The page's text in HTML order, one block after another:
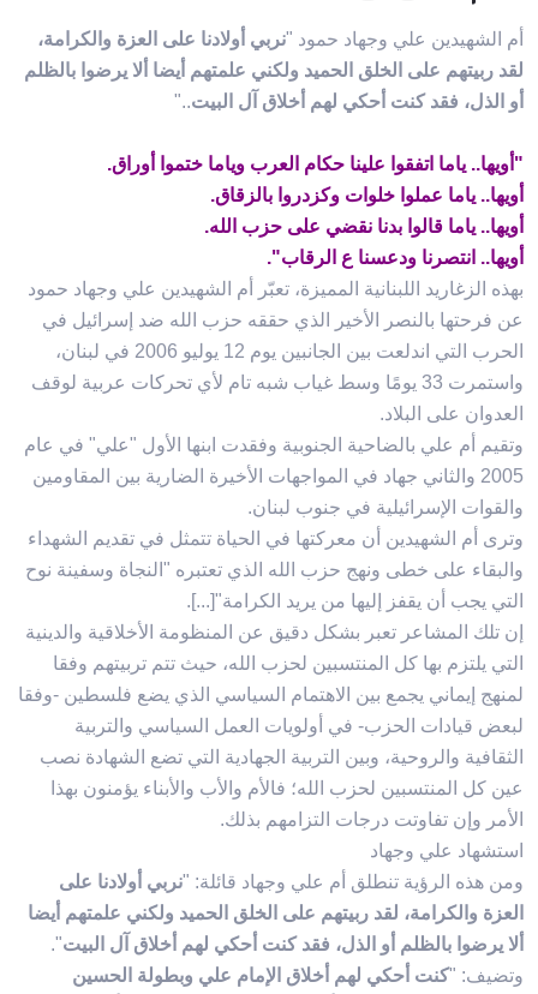
أم الشهيدين علي وجهاد حمود "نربي أولادنا على العزة والكرامة،
لقد ربيتهم على الخلق الحميد ولكني علمتهم أيضا ألا يرضوا بالظلم
أو الذل، فقد كنت أحكي لهم أخلاق آل البيت.."
"أويها.. ياما اتفقوا علينا حكام العرب وياما ختموا أوراق.
أويها.. ياما عملوا خلوات وكزدروا بالزقاق.
أويها.. ياما قالوا بدنا نقضي على حزب الله.
أويها.. انتصرنا ودعسنا ع الرقاب".
بهذه الزغاريد اللبنانية المميزة، تعبّر أم الشهيدين علي وجهاد حمود
عن فرحتها بالنصر الأخير الذي حققه حزب الله ضد إسرائيل في
الحرب التي اندلعت بين الجانبين يوم 12 يوليو 2006 في لبنان،
واستمرت 33 يومًا وسط غياب شبه تام لأي تحركات عربية لوقف
العدوان على البلاد.
وتقيم أم علي بالضاحية الجنوبية وفقدت ابنها الأول "علي" في عام
2005 والثاني جهاد في المواجهات الأخيرة الضارية بين المقاومين
والقوات الإسرائيلية في جنوب لبنان.
وترى أم الشهيدين أن معركتها في الحياة تتمثل في تقديم الشهداء
والبقاء على خطى ونهج حزب الله الذي تعتبره "النجاة وسفينة نوح
التي يجب أن يقفز إليها من يريد الكرامة"[...].
إن تلك المشاعر تعبر بشكل دقيق عن المنظومة الأخلاقية والدينية
التي يلتزم بها كل المنتسبين لحزب الله، حيث تتم تربيتهم وفقا
لمنهج إيماني يجمع بين الاهتمام السياسي الذي يضع فلسطين -وفقا
لبعض قيادات الحزب- في أولويات العمل السياسي والتربية
الثقافية والروحية، وبين التربية الجهادية التي تضع الشهادة نصب
عين كل المنتسبين لحزب الله؛ فالأم والأب والأبناء يؤمنون بهذا
الأمر وإن تفاوتت درجات التزامهم بذلك.
استشهاد علي وجهاد
ومن هذه الرؤية تنطلق أم علي وجهاد قائلة: "نربي أولادنا على
العزة والكرامة، لقد ربيتهم على الخلق الحميد ولكني علمتهم أيضا
ألا يرضوا بالظلم أو الذل، فقد كنت أحكي لهم أخلاق آل البيت".
وتضيف: "كنت أحكي لهم أخلاق الإمام علي وبطولة الحسين